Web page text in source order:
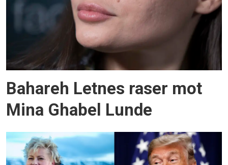
Bahareh Letnes raser mot
Mina Ghabel Lunde